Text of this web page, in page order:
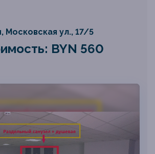
Московская ул., 17/5
BYN 560